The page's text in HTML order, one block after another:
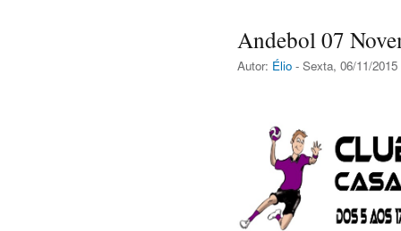
Andebol 07
Autor: Élio - Sexta, 06/11/2015